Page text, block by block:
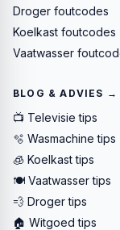
Droger foutcodes
Koelkast foutcodes
Vaatwasser
BLOG & ADVIES →
📺 Televisie tips
🫧 Wasmachine tips
🧊 Koelkast tips
🍽️ Vaatwasser tips
💨 Droger tips
🏠 Witgoed tips